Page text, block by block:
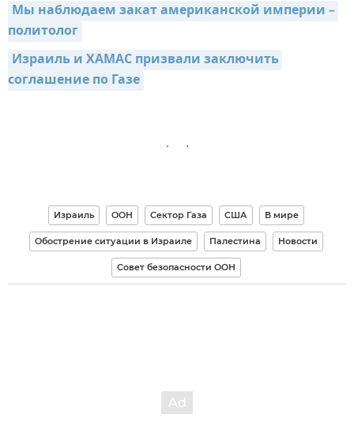
Мы наблюдаем закат американской империи –
политолог
Израиль и ХАМАС призвали заключить
соглашение по Газе
Израиль ООН Сектор Газа США В мире
Обострение ситуации в Израиле Палестина Новости
Совет безопасности ООН